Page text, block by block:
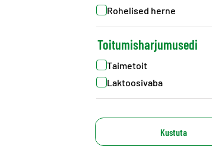
Rohelised herne
Toitumisharjumusedi
Taimetoit
Laktoosivaba
Kustuta